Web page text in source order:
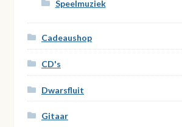
Speelmuziek
Cadeaushop
CD's
Dwarsfluit
Gitaar